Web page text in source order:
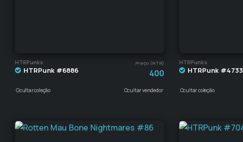
HTRPunks Preço (HTR)
HTRPunk #6886 400
Ocultar coleção Ocultar vendedor
HTRPunks
HTRPunk #4733
Ocultar coleção